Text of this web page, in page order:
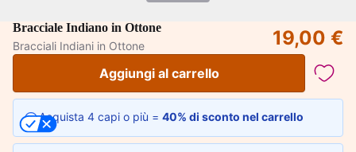
Bracciale Indiano in Ottone
Bracciali Indiani in Ottone
19,00 €
Aggiungi al carrello
Acquista 4 capi o più = 40% di sconto nel carrello